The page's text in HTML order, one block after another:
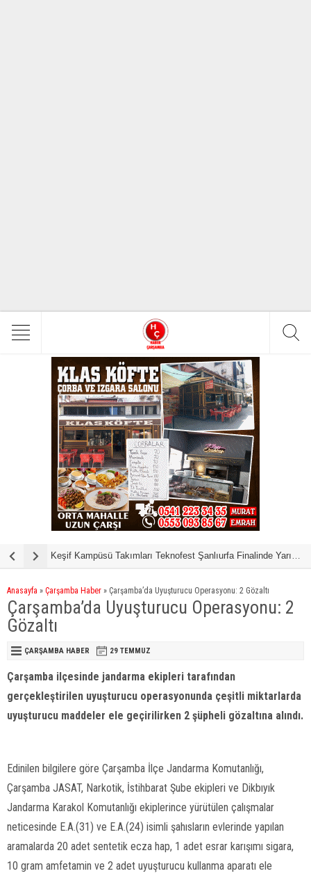
Keşif Kampüsü Takımları Teknofest Şanlıurfa Finalinde Yarışmaya Hak Kazandı
Anasayfa » Çarşamba Haber » Çarşamba’da Uyuşturucu Operasyonu: 2 Gözaltı
Çarşamba’da Uyuşturucu Operasyonu: 2
Gözaltı
ÇARŞAMBA HABER 29 TEMMUZ
Çarşamba ilçesinde jandarma ekipleri tarafından
gerçekleştirilen uyuşturucu operasyonunda çeşitli miktarlarda
uyuşturucu maddeler ele geçirilirken 2 şüpheli gözaltına alındı.
Edinilen bilgilere göre Çarşamba İlçe Jandarma Komutanlığı,
Çarşamba JASAT, Narkotik, İstihbarat Şube ekipleri ve Dikbıyık
Jandarma Karakol Komutanlığı ekiplerince yürütülen çalışmalar
neticesinde E.A.(31) ve E.A.(24) isimli şahısların evlerinde yapılan
aramalarda 20 adet sentetik ecza hap, 1 adet esrar karışımı sigara,
10 gram amfetamin ve 2 adet uyuşturucu kullanma aparatı ele